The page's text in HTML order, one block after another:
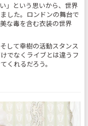
」という思いから、世界
した。ロンドンの舞台で
な毒を含む衣装の世界
して幸樹の活動スタンス
でなくライブとは違うフ
くれるだろう。